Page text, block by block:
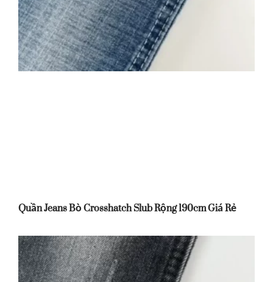
Quần Jeans Bò Crosshatch Slub Rộng 190cm Giá Rẻ